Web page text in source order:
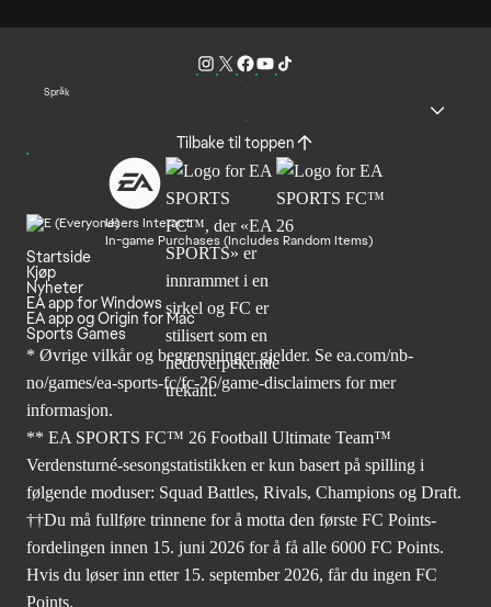
Språk
Tilbake til toppen
Users Interact
In-game Purchases (Includes Random Items)
Startside
Kjøp
Nyheter
EA app for Windows
EA app og Origin for Mac
Sports Games
* Øvrige vilkår og begrensninger gjelder. Se ea.com/nb-
no/games/ea-sports-fc/fc-26/game-disclaimers for mer
informasjon.
** EA SPORTS FC™ 26 Football Ultimate Team™
Verdensturné-sesongstatistikken er kun basert på spilling i
følgende moduser: Squad Battles, Rivals, Champions og Draft.
††Du må fullføre trinnene for å motta den første FC Points-
fordelingen innen 15. juni 2026 for å få alle 6000 FC Points.
Hvis du løser inn etter 15. september 2026, får du ingen FC
Points.